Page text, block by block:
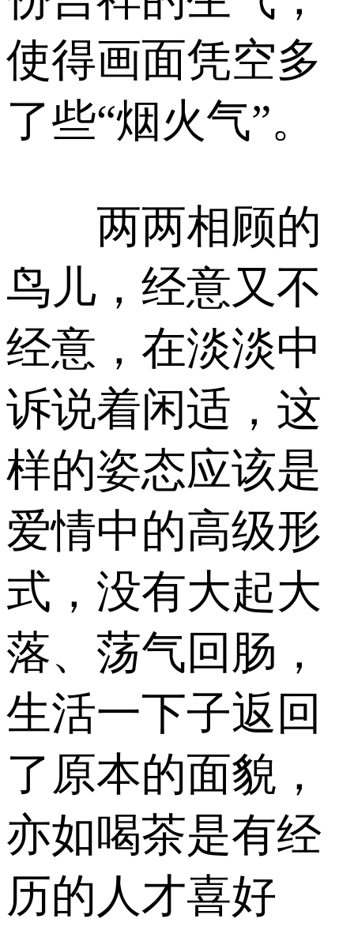
使得画面凭空多
了些“烟火气”。
两两相顾的
鸟儿，经意又不
经意，在淡淡中
诉说着闲适，这
样的姿态应该是
爱情中的高级形
式，没有大起大
落、荡气回肠，
生活一下子返回
了原本的面貌，
亦如喝茶是有经
历的人才喜好